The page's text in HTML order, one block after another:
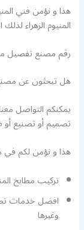
هذا و نؤمن فني
المنيوم الزهراء
رقم مصنع تفصيل
هل تبحثون عن
يمكنكم التواصل
تصميم أو تصنيع أو
هذا و نؤمن لكم في
تركيب مطابخ
افضل خدمات
وغيرها